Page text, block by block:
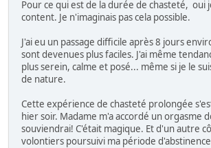
Pour ce qui est de la durée de chasteté, oui
content. Je n'imaginais pas cela possible.
J'ai eu un passage difficile après 8 jours
sont devenues plus faciles. J'ai même
plus serein, calme et posé... même si je le
de nature.
Cette expérience de chasteté prolongée
hier soir. Madame m'a accordé un orgasme
souviendrai! C'était magique. Et d'un autre
volontiers poursuivi ma période